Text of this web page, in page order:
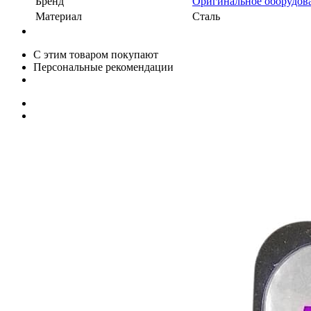
Материал
Сталь
С этим товаром покупают
Персональные рекомендации